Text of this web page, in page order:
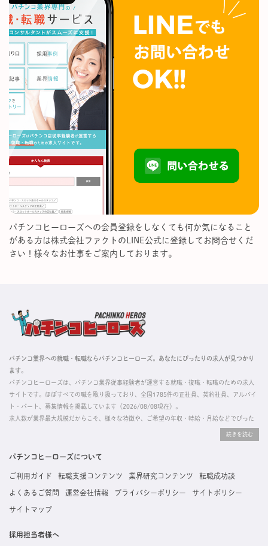
パチンコヒーローズへの会員登録をしなくても何か気になること
がある方は株式会社ファクトのLINE公式に登録してお問合せくだ
さい！様々なお仕事をご案内しております。
パチンコ業界への就職・転職ならパチンコヒーローズ。あなたにぴったりの求人が見つかり
ます。
パチンコヒーローズは、パチンコ業界従事経験者が運営する就職・復職・転職のための求人
サイトです。ほぼすべての職を取り扱っており、全国1785件の正社員、契約社員、アルバイ
ト・パート、募集情報を掲載しています（2026/08/08現在）。
求人数が業界最大規模だからこそ、様々な特徴や、ご希望の年収・時給・月給などでぴった
掲載している求人は、すべて契約法人様から寄せられた正規の求人情報です。応募いただい
た内容はすぐに直接事業所に届くためスムーズに転職・復職できます。
パチンコヒーローズについて
ご利用ガイド 転職支援コンテンツ 業界研究コンテンツ 転職成功談
よくあるご質問 運営会社情報 プライバシーポリシー サイトポリシー
サイトマップ
採用担当者様へ